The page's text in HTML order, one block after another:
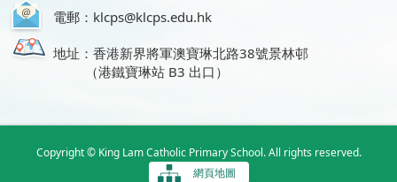
電郵：klcps@klcps.edu.hk
地址：香港新界將軍澳寶琳北路38號景林邨
（港鐵寶琳站 B3 出口）
Copyright © King Lam Catholic Primary School. All rights reserved.
網頁地圖